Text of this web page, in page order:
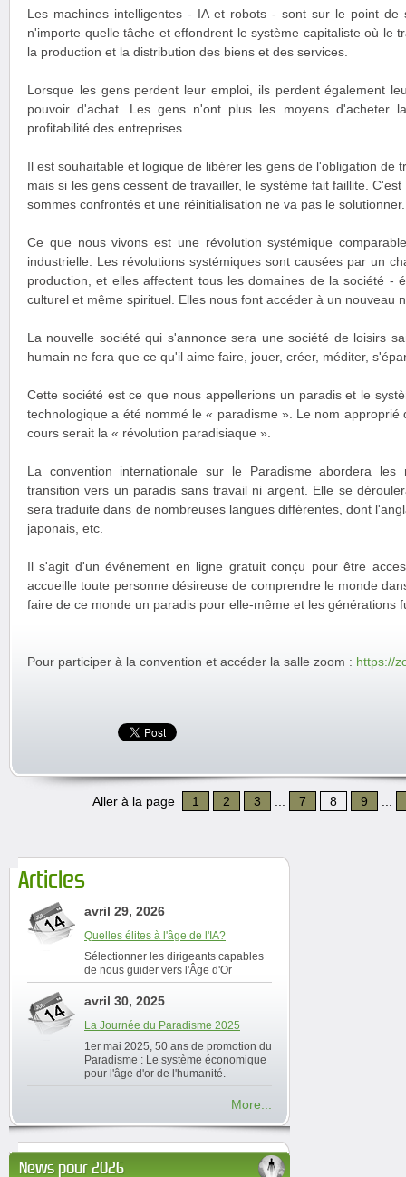
Les machines intelligentes - IA et robots - sont sur le point de
n'importe quelle tâche et effondrent le système capitaliste où le
la production et la distribution des biens et des services.
Lorsque les gens perdent leur emploi, ils perdent également
pouvoir d'achat. Les gens n'ont plus les moyens d'acheter
profitabilité des entreprises.
Il est souhaitable et logique de libérer les gens de l'obligation de
mais si les gens cessent de travailler, le système fait faillite.
sommes confrontés et une réinitialisation ne va pas le solutionner.
Ce que nous vivons est une révolution systémique
industrielle. Les révolutions systémiques sont causées par un
production, et elles affectent tous les domaines de la société -
culturel et même spirituel. Elles nous font accéder à un nouveau
La nouvelle société qui s'annonce sera une société de loisirs
humain ne fera que ce qu'il aime faire, jouer, créer, méditer,
Cette société est ce que nous appellerions un paradis et le
technologique a été nommé le « paradisme ». Le nom approprié
cours serait la « révolution paradisiaque ».
La convention internationale sur le Paradisme abordera les
transition vers un paradis sans travail ni argent. Elle se
sera traduite dans de nombreuses langues différentes, dont
japonais, etc.
Il s'agit d'un événement en ligne gratuit conçu pour être
accueille toute personne désireuse de comprendre le monde
faire de ce monde un paradis pour elle-même et les générations
Pour participer à la convention et accéder la salle zoom : https://
Aller à la page 1 2 3 7 8 9
Articles
avril 29, 2026
Quelles élites à l'âge de l'IA?
Sélectionner les dirigeants capables
de nous guider vers l'Âge d'Or
avril 30, 2025
La Journée du Paradisme 2025
1er mai 2025, 50 ans de promotion du
Paradisme : Le système économique
pour l'âge d'or de l'humanité.
More...
News pour 2026